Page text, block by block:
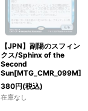
【JPN】副陽のスフィン
クス/Sphinx of the
Second
Sun[MTG_CMR_099M]
380円(税込)
在庫なし